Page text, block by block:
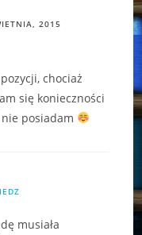
2015
chociaż
się konieczności
posiadam
musiała